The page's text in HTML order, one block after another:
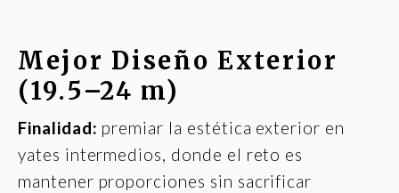
Mejor Diseño Exterior
(19.5–24 m)
Finalidad: premiar la estética exterior en
yates intermedios, donde el reto es
mantener proporciones sin sacrificar